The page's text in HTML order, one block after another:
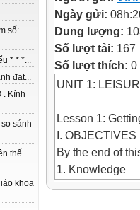
số:
* * *...
đat...
. Kính
sánh
thế
khoa
Ngày gửi:
Dung lượng:
Số lượt tải: 167
Số lượt thích: 0
UNIT 1:
Lesson 1:
I. OBJECTIVES
By the end of
1. Knowledge